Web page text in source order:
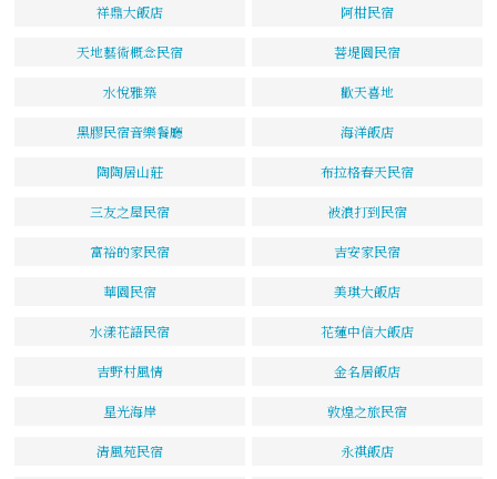
祥鼎大飯店 阿柑民宿
天地藝術概念民宿 菩堤園民宿
水悅雅築 歡天喜地
黑膠民宿音樂餐廳 海洋飯店
陶陶居山莊 布拉格春天民宿
三友之屋民宿 被浪打到民宿
富裕的家民宿 吉安家民宿
華園民宿 美琪大飯店
水漾花語民宿 花蓮中信大飯店
吉野村風情 金名居飯店
星光海岸 敦煌之旅民宿
清風苑民宿 永祺飯店